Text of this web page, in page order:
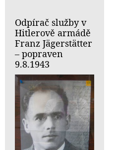
Odpírač služby v
Hitlerově armádě
Franz Jägerstätter
– popraven
9.8.1943